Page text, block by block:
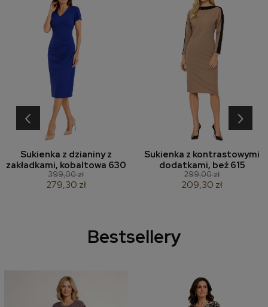
Sukienka z dzianiny z
zakładkami, kobaltowa 630
399,00 zł
279,30 zł
Sukienka z kontrastowymi
dodatkami, beż 615
299,00 zł
209,30 zł
‹ ›
Bestsellery